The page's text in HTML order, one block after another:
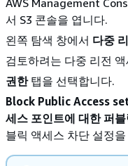
AWS Management
서 S3 콘솔을 엽니다.
왼쪽 탐색 창에서 다중
검토하려는 다중 리전
권한탭을 선택합니다.
Block Public Access
세스 포인트에 대한 퍼
블릭 액세스 차단 설정